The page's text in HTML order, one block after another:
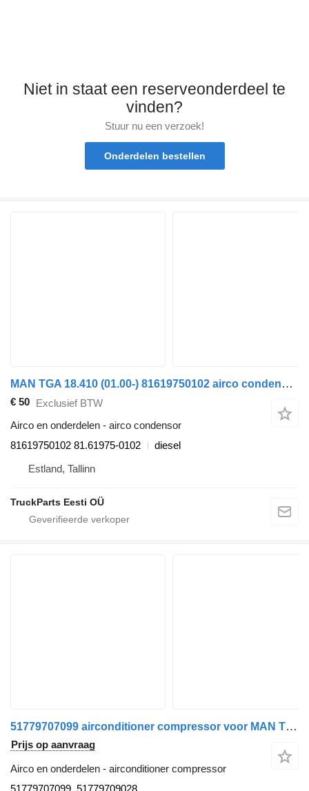
Niet in staat een reserveonderdeel te
vinden?
Stuur nu een verzoek!
Onderdelen bestellen
MAN TGA 18.410 (01.00-) 81619750102 airco condensor voor MAN 4-series, TGA (1993-2009) trekker
€ 50 Exclusief BTW
Airco en onderdelen - airco condensor
81619750102 81.61975-0102
diesel
Estland, Tallinn
TruckParts Eesti OÜ
51779707099 airconditioner compressor voor MAN TGX trekker
Prijs op aanvraag
Airco en onderdelen - airconditioner compressor
51779707099, 51779709028